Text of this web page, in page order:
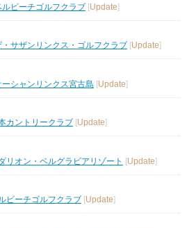
ビーチゴルフクラブ [Update]
・サザンリンクス・ゴルフクラブ
Update
シャンリンクス宮古島 [Update]
カントリークラブ
Update
リオン・ベルグラビアリゾート
[Update]
ビーチゴルフクラブ [Update]